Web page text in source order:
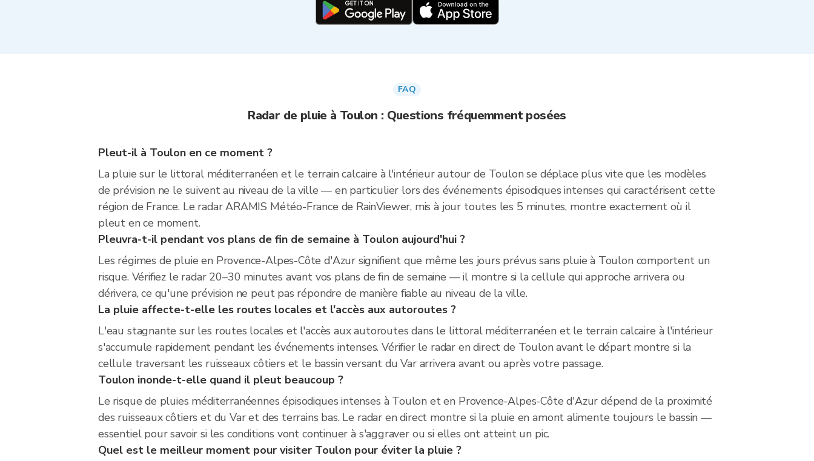
FAQ
Radar de pluie à Toulon : Questions fréquemment posées
Pleut-il à Toulon en ce moment ?
La pluie sur le littoral méditerranéen et le terrain calcaire à l'intérieur autour de Toulon se déplace plus vite que les modèles
de prévision ne le suivent au niveau de la ville — en particulier lors des événements épisodiques intenses qui caractérisent cette
région de France. Le radar ARAMIS Météo-France de RainViewer, mis à jour toutes les 5 minutes, montre exactement où il
pleut en ce moment.
Pleuvra-t-il pendant vos plans de fin de semaine à Toulon aujourd'hui ?
Les régimes de pluie en Provence-Alpes-Côte d'Azur signifient que même les jours prévus sans pluie à Toulon comportent un
risque. Vérifiez le radar 20–30 minutes avant vos plans de fin de semaine — il montre si la cellule qui approche arrivera ou
dérivera, ce qu'une prévision ne peut pas répondre de manière fiable au niveau de la ville.
La pluie affecte-t-elle les routes locales et l'accès aux autoroutes ?
L'eau stagnante sur les routes locales et l'accès aux autoroutes dans le littoral méditerranéen et le terrain calcaire à l'intérieur
s'accumule rapidement pendant les événements intenses. Vérifier le radar en direct de Toulon avant le départ montre si la
cellule traversant les ruisseaux côtiers et le bassin versant du Var arrivera avant ou après votre passage.
Toulon inonde-t-elle quand il pleut beaucoup ?
Le risque de pluies méditerranéennes épisodiques intenses à Toulon et en Provence-Alpes-Côte d'Azur dépend de la proximité
des ruisseaux côtiers et du Var et des terrains bas. Le radar en direct montre si la pluie en amont alimente toujours le bassin —
essentiel pour savoir si les conditions vont continuer à s'aggraver ou si elles ont atteint un pic.
Quel est le meilleur moment pour visiter Toulon pour éviter la pluie ?